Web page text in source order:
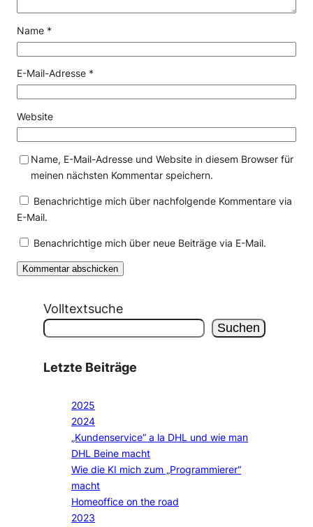
Name *
E-Mail-Adresse *
Website
Name, E-Mail-Adresse und Website in diesem Browser für
meinen nächsten Kommentar speichern.
Benachrichtige mich über nachfolgende Kommentare via
E-Mail.
Benachrichtige mich über neue Beiträge via E-Mail.
Volltextsuche
Suchen
Letzte Beiträge
2025
2024
„Kundenservice“ a la DHL und wie man
DHL Beine macht
Wie die KI mich zum „Programmierer“
macht
Homeoffice on the road
2023